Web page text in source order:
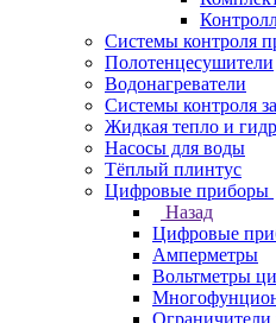
Системы контроля
Полотенцесушители
Водонагреватели
Системы контроля
Жидкая тепло и
Насосы для воды
Тёплый плинтус
Цифровые приборы
Назад
Цифровые
Амперметры
Вольтметры